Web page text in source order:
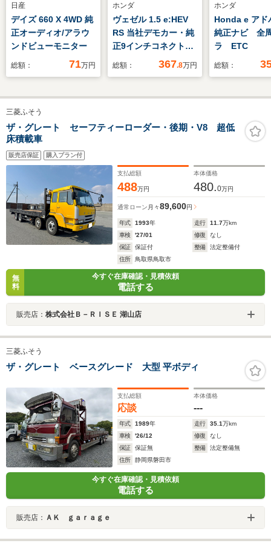
日産
デイズ 660 X 4WD 純
正オーディオ/アラウ
ンドビューモニター
総額： 71万円
ホンダ
ヴェゼル 1.5 e:HEV
RS 当社デモカー・純
正9インチコネクトナ
ビTV・マルチビュー
Bluetooth・ワンオー
総額： 367.8万円
ホンダ
Honda e アド
純正ナビ 全
ラ ETC
総額：
三菱ふそう
ザ・グレート セーフティーローダー・後期・V8 超低
床積載車
販売店保証 購入プラン付
支払総額
488万円
本体価格
480.0万円
通常ローン 月々89,600円
年式 1993年 走行 11.7万km
車検
'27/01 修復
なし
保証
保証付 整備
法定整備付
住所
鳥取県鳥取市
無
料
今すぐ在庫確認・見積依頼
電話する
販売店： 株式会社Ｂ－ＲＩＳＥ 湖山店
三菱ふそう
ザ・グレート ベースグレード 大型 平ボディ
支払総額
応談
本体価格
---
年式 1989年 走行 35.1万km
車検
'26/12 修復
なし
保証
保証無 整備
法定整備無
住所
静岡県磐田市
今すぐ在庫確認・見積依頼
電話する
販売店： ＡＫ ｇａｒａｇｅ